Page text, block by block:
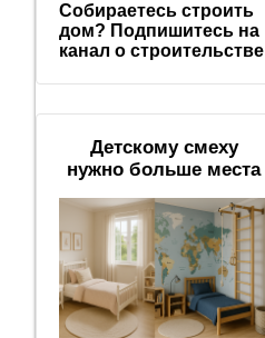
Собираетесь строить
дом? Подпишитесь на
канал о строительстве
Детскому смеху
нужно больше места